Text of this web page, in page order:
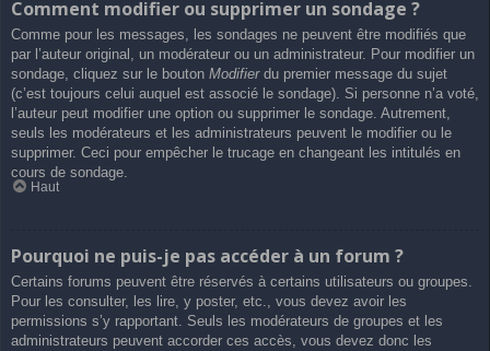
Comment modifier ou supprimer un sondage ?
Comme pour les messages, les sondages ne peuvent être modifiés que
par l’auteur original, un modérateur ou un administrateur. Pour modifier un
sondage, cliquez sur le bouton Modifierdu premier message du sujet
(c’est toujours celui auquel est associé le sondage). Si personne n’a voté,
l’auteur peut modifier une option ou supprimer le sondage. Autrement,
seuls les modérateurs et les administrateurs peuvent le modifier ou le
supprimer. Ceci pour empêcher le trucage en changeant les intitulés en
cours de sondage.
Haut
Pourquoi ne puis-je pas accéder à un forum ?
Certains forums peuvent être réservés à certains utilisateurs ou groupes.
Pour les consulter, les lire, y poster, etc., vous devez avoir les
permissions s’y rapportant. Seuls les modérateurs de groupes et les
administrateurs peuvent accorder ces accès, vous devez donc les